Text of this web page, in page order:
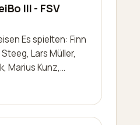
III - FSV
Finn
Lars Müller,
Marius Kunz,